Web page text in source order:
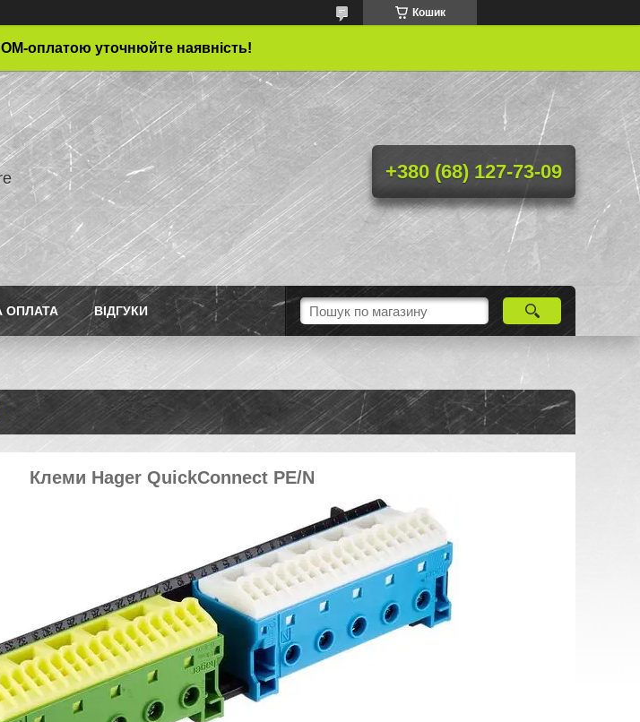
Кошик
оплатою уточнюйте наявність!
+380 (68) 127-73-09
ОПЛАТА ВІДГУКИ
Клеми Hager QuickConnect PE/N